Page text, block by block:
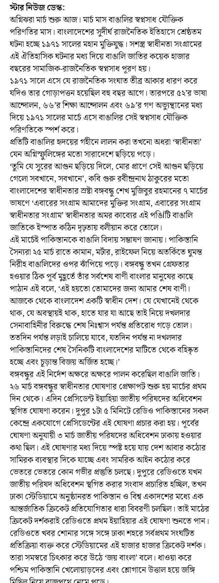
স্টার নিউজ ডেস্ক:
অগ্নিঝরা মার্চ শুরু আজ। মার্চ মাস বাঙালির স্বপ্নসাধ যৌক্তিক
পরিণতির মাস। বাংলাদেশের সুদীর্ঘ রাজনৈতিক ইতিহাসে শ্রেষ্ঠতম
ঘটনা হচ্ছে ১৯৭১ সালের মহান মুক্তিযুদ্ধ। সশস্ত্র স্বাধীনতা সংগ্রামের
এই ঐতিহাসিক ঘটনার মধ্য দিয়ে বাঙালি জাতির কয়েক হাজার
বছরের সামাজিক-রাজনৈতিক স্বপ্নসাধ পূরণ হয়।
১৯৭১ সালে এসে যে রাজনৈতিক সংঘাত তীব্র আকার ধারণ করে
যদিও তার গোড়াপত্তন হয়েছিল বহু বছর আগে। তারপরে ৫২’র ভাষা
আন্দোলন, ৬৬’র শিক্ষা আন্দোলন এবং ৬৯’র গণ অভ্যুন্থানের মধ্য
দিয়ে ১৯৭১ সালের মার্চে এসে বাঙালির সেই স্বপ্নসাধ যৌক্তিক
পরিণতিকে স্পর্শ করে।
প্রতিটি বাঙালির হৃদয়ের গহীনে লালন করা তখনো অধরা ‘স্বাধীনতা’
যেন অগ্নিস্ফুলিঙ্গের মতো সারাদেশে ছড়িয়ে পড়ে।
‘তুমি যে সুরের আগুন ছড়িয়ে দিলে, মোর প্রাণে সেই আগুন ছড়িয়ে
গেলো সবখানে, সবখানে’, কবি গুরু রবীন্দ্রনাথ ঠাকুরের মতো
বাংলাদেশের স্বাধীনতার স্রষ্টা বঙ্গবন্ধু শেখ মুজিবুর রহমানের ৭ মার্চের
ভাষণে ‘এবারের সংগ্রাম আমাদের মুক্তির সংগ্রাম, এবারের সংগ্রাম
স্বাধীনতার সংগ্রাম’ স্বাধীনতার অমর কাব্যের এই পঙিÍটি বাঙালি
জাতিকে ইস্পাত কঠিন দৃঢ়তায় বলীয়ান করে তোলে।
এই মার্চেই পাকিস্তানকে বাঙালি বিদায় সম্ভাষণ জানায়। পাকিস্তানি
সৈন্যরা ২৫ মার্চ রাতে কামান, মর্টার, রাইফেল নিয়ে অতর্কিতে ঘুমন্ত
নিরীহ বাঙালিদের ওপর ঝাঁপিয়ে পড়ে। বঙ্গবন্ধু তখন গ্রেফতার
হওয়ার ঠিক পূর্ব মুহূর্তে তাঁর সর্বশেষ বাণী বাংলার মানুষের কাছে
পাঠান এই বলে, ‘এই হয়তো তোমাদের জন্য আমার শেষ বাণী।
আজকে থেকে বাংলাদেশ একটি স্বাধীন দেশ। যে যেখানেই থেকে
থাক, যে অবস্থায়ই থাক, হাতে যার যা আছে তাই নিয়ে দখলদার
সেনাবাহিনীর বিরুদ্ধে শেষ নিঃশ্বাস পর্যন্ত প্রতিরোধ গড়ে তোল।
ততদিন পর্যন্ত লড়াই চালিয়ে যাবে, যতদিন পর্যন্ত না দখলদার
পাকিস্তানিদের শেষ সৈনিকটি বাংলাদেশের মাটিতে থেকে বহিষ্কৃত
হচ্ছে এবং চূড়ান্ত বিজয় অর্জিত হচ্ছে।’
বঙ্গবন্ধুর এই নির্দেশ অক্ষরে অক্ষরে পালন করেছিল বাঙালি জাতি।
২৬ মার্চ বঙ্গবন্ধুর স্বাধীনতার ঘোষণার প্রেক্ষাপট শুরু হয় মার্চের প্রথম
দিন থেকে। এদিন প্রেসিডেন্ট ইয়াহিয়া জাতীয় পরিষদের অধিবেশন
স্থগিত ঘোষণা করেন। দুপুর ১টা ৫ মিনিটে রেডিও পাকিস্তানের সকল
কেন্দ্রে একযোগে প্রেসিডেন্টের এই ঘোষণা প্রচার করা হয়। পূর্বের
ঘোষণা অনুযায়ী ৩ মার্চ জাতীয় পরিষদের অধিবেশন ঢাকায় হওয়ার
কথা ছিল। এই ঘোষণার মধ্য দিয়ে স্পষ্ট হয়ে যায় দেশ আবার কঠোর
সামিরক ব্যবস্থার দিকে যাচ্ছে এবং সামরিক আইন কঠোর করে
ভেতরে ভেতরে কোন গভীর প্রস্তুতি চলছে। দুপুরে রেডিওতে যখন
জাতীয় পরিষদ অধিবেশন স্থগিত করার সংবাদ প্রচারিত হচ্ছিল, তখন
ঢাকা স্টেডিয়ামে অনুষ্ঠানরত পাকিস্তান ও বিশ্ব একাদশের মধ্যে এক
আন্তর্জাতিক ক্রিকেট প্রতিযোগিতার ধারা বিবরণী চলছিল। তাই মাঠের
ক্রিকেট দর্শকরাই রেডিওতে প্রথম ইয়াহিয়ার এই ঘোষণা শুনতে পান।
রেডিওতে খবর শোনার সঙ্গে সঙ্গে ঢাকা শহরে সর্বপ্রথম সংঘটিত
প্রতিক্রিয়া ব্যক্ত করে স্টেডিয়ামের এই হাজার হাজার ক্রিকেট দর্শক।
তারা সমস্বরে চিৎকার করে উঠে ‘জয় বাংলা’ বলে। ধাওয়া করে
পশ্চিম পাকিস্তানি খেলোয়াড়দের এবং শ্লোগানে উত্তাল হয়ে জঙ্গি